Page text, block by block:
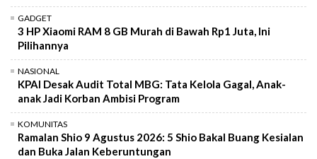
GADGET
3 HP Xiaomi RAM 8 GB Murah di Bawah Rp1 Juta, Ini
Pilihannya
NASIONAL
KPAI Desak Audit Total MBG: Tata Kelola Gagal, Anak-
anak Jadi Korban Ambisi Program
KOMUNITAS
Ramalan Shio 9 Agustus 2026: 5 Shio Bakal Buang Kesialan
dan Buka Jalan Keberuntungan